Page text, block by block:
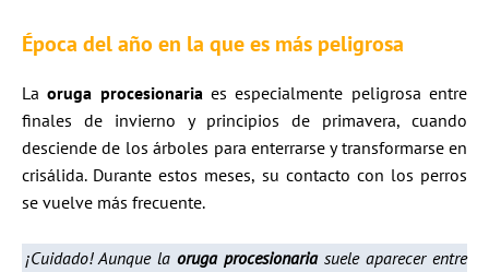
Época del año en la que es más peligrosa
Laoruga procesionaria es especialmente peligrosa entre
finales de invierno y principios de primavera, cuando
desciende de los árboles para enterrarse y transformarse en
crisálida. Durante estos meses, su contacto con los perros
se vuelve más frecuente.
¡Cuidado! Aunque la oruga procesionariasuele aparecer entre